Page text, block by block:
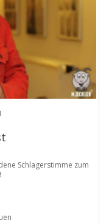
Schlagerstimme zum